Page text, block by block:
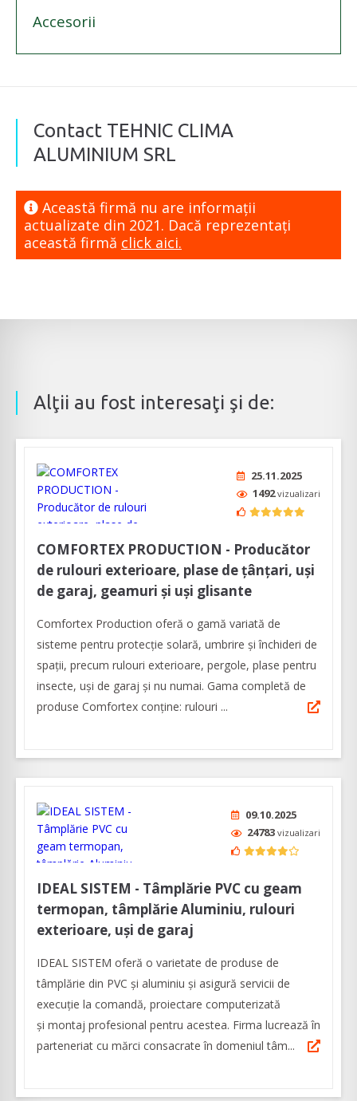
Accesorii
Contact TEHNIC CLIMA
ALUMINIUM SRL
Această firmă nu are informaţii
actualizate din 2021. Dacă reprezentaţi
această firmă click aici.
Alţii au fost interesaţi şi de:
25.11.2025
1492vizualizari
COMFORTEX PRODUCTION - Producător
de rulouri exterioare, plase de țânțari, uși
de garaj, geamuri și uși glisante
Comfortex Production oferă o gamă variată de
sisteme pentru protecție solară, umbrire și închideri de
spații, precum rulouri exterioare, pergole, plase pentru
insecte, uşi de garaj şi nu numai. Gama completă de
produse Comfortex conţine: rulouri ...
09.10.2025
24783 vizualizari
IDEAL SISTEM - Tâmplărie PVC cu geam
termopan, tâmplărie Aluminiu, rulouri
exterioare, uși de garaj
IDEAL SISTEM oferă o varietate de produse de
tâmplărie din PVC și aluminiu și asigură servicii de
execuție la comandă, proiectare computerizată
și montaj profesional pentru acestea. Firma lucrează în
parteneriat cu mărci consacrate în domeniul tâm...